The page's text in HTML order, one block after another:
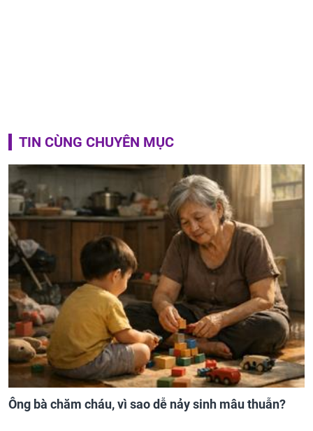
TIN CÙNG CHUYÊN MỤC
Ông bà chăm cháu, vì sao dễ nảy sinh mâu thuẫn?